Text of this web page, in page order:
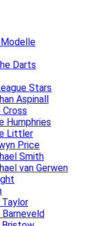
Darts
Stars
Aspinall
Cross
Humphries
Littler
Price
Smith
van Gerwen
Taylor
Barneveld